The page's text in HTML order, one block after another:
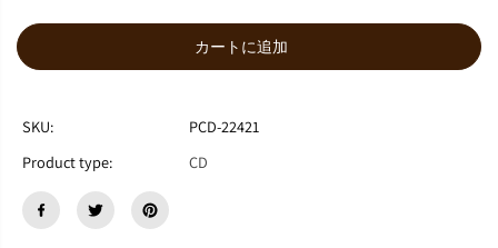
I
E
E
E
E
カートに追加
SKU:
PCD-22421
Product type:
CD